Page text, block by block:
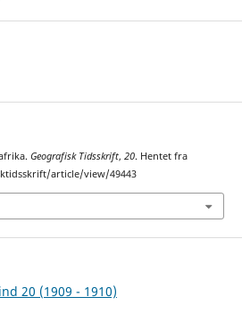
Geografisk Tidsskrift, 20. Hentet fra
article/view/49443
20 (1909 - 1910)